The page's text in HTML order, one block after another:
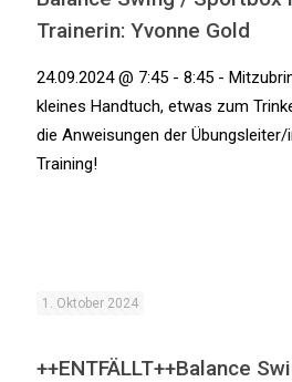
Trainerin: Yvonne Gold
24.09.2024 @ 7:45 - 8:45 -
kleines Handtuch, etwas zum
die Anweisungen der
Training!
1. Oktober 2024
++ENTFÄLLT++Balance